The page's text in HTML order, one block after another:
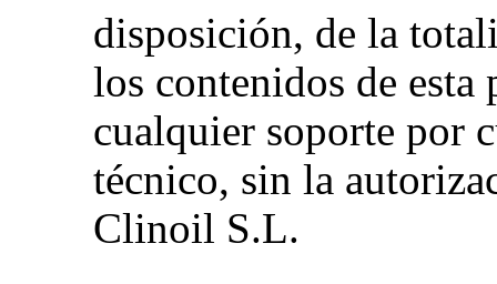
disposición, de la
los contenidos de esta
cualquier soporte por
técnico, sin la
Clinoil S.L.